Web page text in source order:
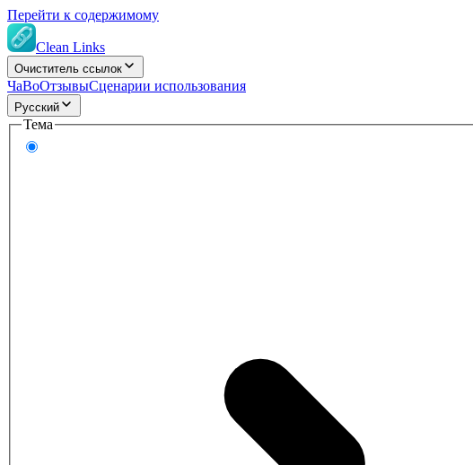
Перейти к содержимому
Clean Links
Очиститель ссылок
ЧаВоОтзывыСценарии использования
Русский
Тема